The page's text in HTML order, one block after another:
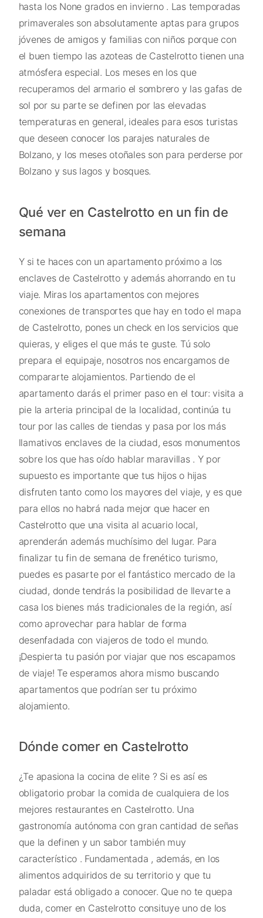
hasta los None grados en invierno . Las temporadas
primaverales son absolutamente aptas para grupos
jóvenes de amigos y familias con niños porque con
el buen tiempo las azoteas de Castelrotto tienen una
atmósfera especial. Los meses en los que
recuperamos del armario el sombrero y las gafas de
sol por su parte se definen por las elevadas
temperaturas en general, ideales para esos turistas
que deseen conocer los parajes naturales de
Bolzano, y los meses otoñales son para perderse por
Bolzano y sus lagos y bosques.
Qué ver en Castelrotto en un fin de
semana
Y si te haces con un apartamento próximo a los
enclaves de Castelrotto y además ahorrando en tu
viaje. Miras los apartamentos con mejores
conexiones de transportes que hay en todo el mapa
de Castelrotto, pones un check en los servicios que
quieras, y eliges el que más te guste. Tú solo
prepara el equipaje, nosotros nos encargamos de
compararte alojamientos. Partiendo de el
apartamento darás el primer paso en el tour: visita a
pie la arteria principal de la localidad, continúa tu
tour por las calles de tiendas y pasa por los más
llamativos enclaves de la ciudad, esos monumentos
sobre los que has oído hablar maravillas . Y por
supuesto es importante que tus hijos o hijas
disfruten tanto como los mayores del viaje, y es que
para ellos no habrá nada mejor que hacer en
Castelrotto que una visita al acuario local,
aprenderán además muchísimo del lugar. Para
finalizar tu fin de semana de frenético turismo,
puedes es pasarte por el fantástico mercado de la
ciudad, donde tendrás la posibilidad de llevarte a
casa los bienes más tradicionales de la región, así
como aprovechar para hablar de forma
desenfadada con viajeros de todo el mundo.
¡Despierta tu pasión por viajar que nos escapamos
de viaje! Te esperamos ahora mismo buscando
apartamentos que podrían ser tu próximo
alojamiento.
Dónde comer en Castelrotto
¿Te apasiona la cocina de elite ? Si es así es
obligatorio probar la comida de cualquiera de los
mejores restaurantes en Castelrotto. Una
gastronomía autónoma con gran cantidad de señas
que la definen y un sabor también muy
característico . Fundamentada , además, en los
alimentos adquiridos de su territorio y que tu
paladar está obligado a conocer. Que no te quepa
duda, comer en Castelrotto consituye uno de los